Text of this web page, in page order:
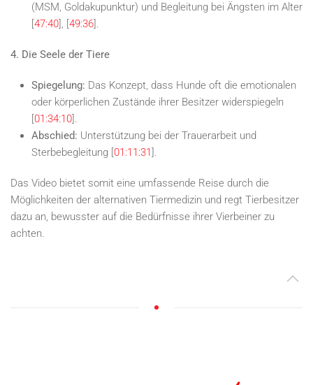
(MSM, Goldakupunktur) und Begleitung bei Ängsten im Alter
[47:40], [49:36].
4. Die Seele der Tiere
Spiegelung: Das Konzept, dass Hunde oft die emotionalen
oder körperlichen Zustände ihrer Besitzer widerspiegeln
[01:34:10].
Abschied: Unterstützung bei der Trauerarbeit und
Sterbebegleitung [01:11:31].
Das Video bietet somit eine umfassende Reise durch die
Möglichkeiten der alternativen Tiermedizin und regt Tierbesitzer
dazu an, bewusster auf die Bedürfnisse ihrer Vierbeiner zu
achten.